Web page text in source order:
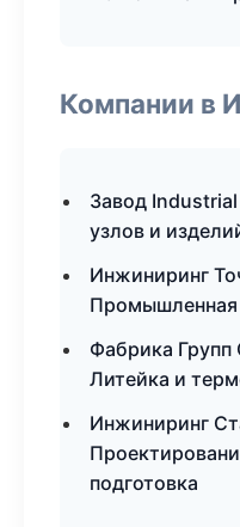
Компании в
Завод
узлов и
Инжиниринг
Промышленная
Фабрика
Литейка и
Инжиниринг
подготовка